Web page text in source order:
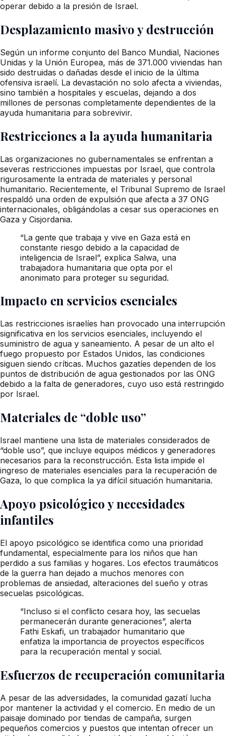
operar debido a la presión de Israel.
Desplazamiento masivo y destrucción
Según un informe conjunto del Banco Mundial, Naciones
Unidas y la Unión Europea, más de 371.000 viviendas han
sido destruidas o dañadas desde el inicio de la última
ofensiva israelí. La devastación no solo afecta a viviendas,
sino también a hospitales y escuelas, dejando a dos
millones de personas completamente dependientes de la
ayuda humanitaria para sobrevivir.
Restricciones a la ayuda humanitaria
Las organizaciones no gubernamentales se enfrentan a
severas restricciones impuestas por Israel, que controla
rigurosamente la entrada de materiales y personal
humanitario. Recientemente, el Tribunal Supremo de Israel
respaldó una orden de expulsión que afecta a 37 ONG
internacionales, obligándolas a cesar sus operaciones en
Gaza y Cisjordania.
“La gente que trabaja y vive en Gaza está en
constante riesgo debido a la capacidad de
inteligencia de Israel”, explica Salwa, una
trabajadora humanitaria que opta por el
anonimato para proteger su seguridad.
Impacto en servicios esenciales
Las restricciones israelíes han provocado una interrupción
significativa en los servicios esenciales, incluyendo el
suministro de agua y saneamiento. A pesar de un alto el
fuego propuesto por Estados Unidos, las condiciones
siguen siendo críticas. Muchos gazatíes dependen de los
puntos de distribución de agua gestionados por las ONG
debido a la falta de generadores, cuyo uso está restringido
por Israel.
Materiales de “doble uso”
Israel mantiene una lista de materiales considerados de
“doble uso”, que incluye equipos médicos y generadores
necesarios para la reconstrucción. Esta lista impide el
ingreso de materiales esenciales para la recuperación de
Gaza, lo que complica la ya difícil situación humanitaria.
Apoyo psicológico y necesidades
infantiles
El apoyo psicológico se identifica como una prioridad
fundamental, especialmente para los niños que han
perdido a sus familias y hogares. Los efectos traumáticos
de la guerra han dejado a muchos menores con
problemas de ansiedad, alteraciones del sueño y otras
secuelas psicológicas.
“Incluso si el conflicto cesara hoy, las secuelas
permanecerán durante generaciones”, alerta
Fathi Eskafi, un trabajador humanitario que
enfatiza la importancia de proyectos específicos
para la recuperación mental y social.
Esfuerzos de recuperación comunitaria
A pesar de las adversidades, la comunidad gazatí lucha
por mantener la actividad y el comercio. En medio de un
paisaje dominado por tiendas de campaña, surgen
pequeños comercios y puestos que intentan ofrecer un